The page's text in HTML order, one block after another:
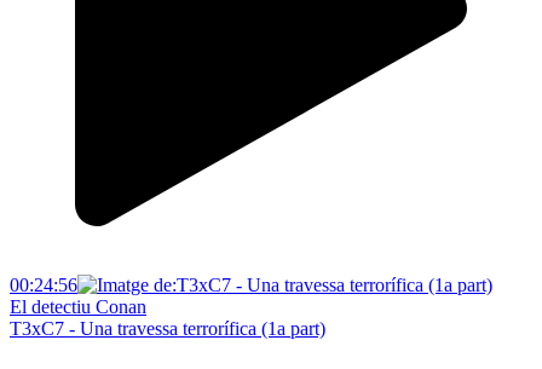
00:24:56
El detectiu Conan
T3xC7 - Una travessa terrorífica (1a part)